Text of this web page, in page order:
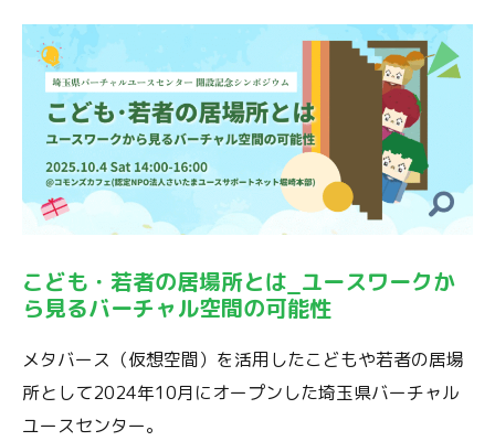
こども・若者の居場所とは_ユースワークか
ら見るバーチャル空間の可能性
メタバース（仮想空間）を活用したこどもや若者の居場
所として2024年10月にオープンした埼玉県バーチャル
ユースセンター。